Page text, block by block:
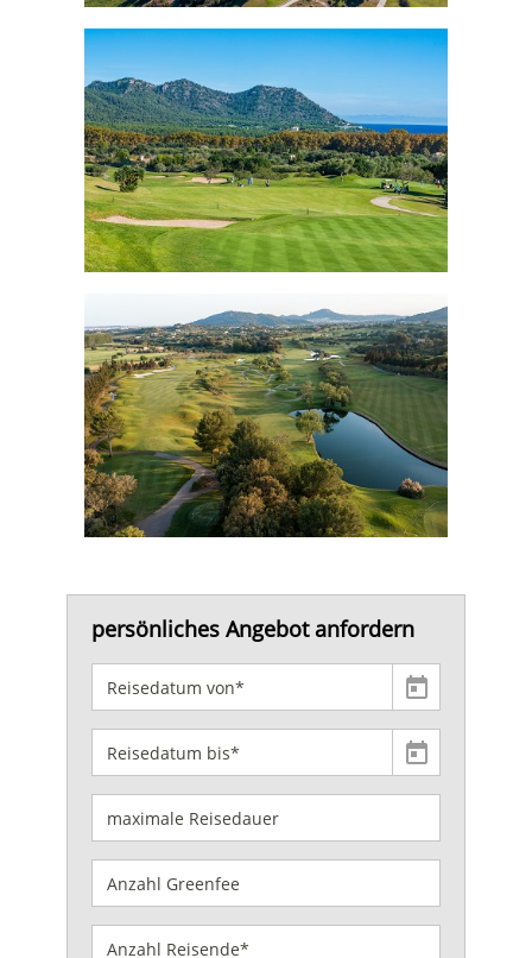
persönliches Angebot anfordern